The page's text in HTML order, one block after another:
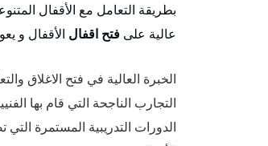
بطريقة التعامل مع الأقفال
عالية على فتح اقفال الأقفال و
الخبرة العالية في فتح الاغلاق
التجارب الناجحة التي قام بها
الدورات التدريبية المستمرة